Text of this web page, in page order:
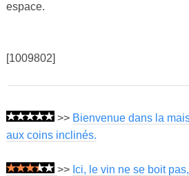
espace.
[1009802]
>> Bienvenue dans la
aux coins inclinés.
>> Ici, le vin ne se boit